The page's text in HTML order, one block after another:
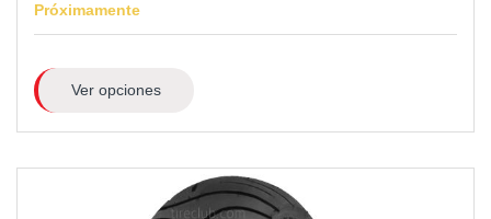
Próximamente
Ver opciones